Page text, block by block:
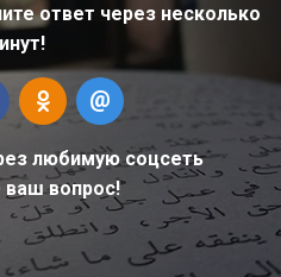
ответ через несколько
любимую соцсеть
ваш вопрос!